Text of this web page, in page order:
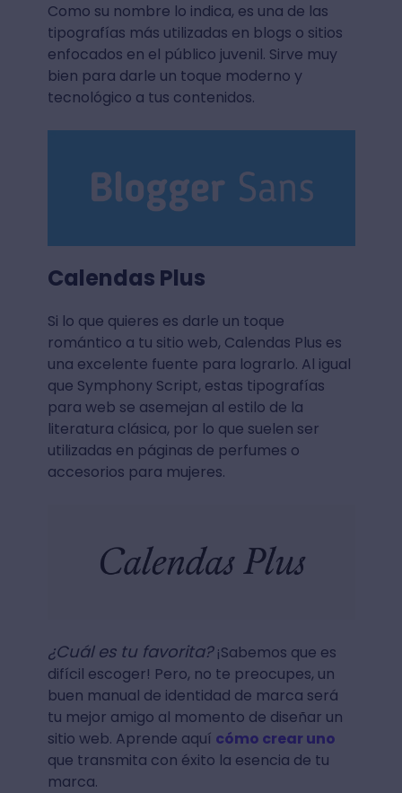
Como su nombre lo indica, es una de las
tipografías más utilizadas en blogs o sitios
enfocados en el público juvenil. Sirve muy
bien para darle un toque moderno y
tecnológico a tus contenidos.
Calendas Plus
Si lo que quieres es darle un toque
romántico a tu sitio web, Calendas Plus es
una excelente fuente para lograrlo. Al igual
que Symphony Script, estas tipografías
para web se asemejan al estilo de la
literatura clásica, por lo que suelen ser
utilizadas en páginas de perfumes o
accesorios para mujeres.
¿Cuál es tu favorita?¡Sabemos que es
difícil escoger! Pero, no te preocupes, un
buen manual de identidad de marca será
tu mejor amigo al momento de diseñar un
sitio web. Aprende aquí cómo crear uno
que transmita con éxito la esencia de tu
marca.